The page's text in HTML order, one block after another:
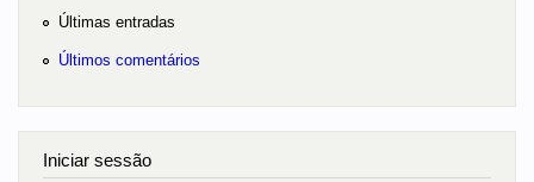
Últimas entradas
Últimos comentários
Iniciar sessão